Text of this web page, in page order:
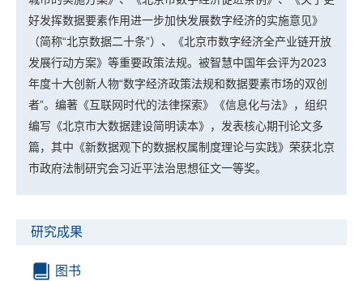
好发挥数据要素作用进一步加快发展数字经济的实施意见》
（简称“北京数据二十条”）、《北京市数字经济全产业链开放
发展行动方案》等重要政策法规。被智慧中国年会评为2023
年度十大创新人物“数字经济政策法规和数据要素市场的双创
者”。编著《互联网时代的法律探索》《信息化与法》，组织
编写《北京市大数据建设简明读本》，发表核心期刊论文多
篇，其中《新数据观下的数据权属制度理论与实践》荣获北京
市政府法制研究会习近平法治思想征文一等奖。
研究成果
图书